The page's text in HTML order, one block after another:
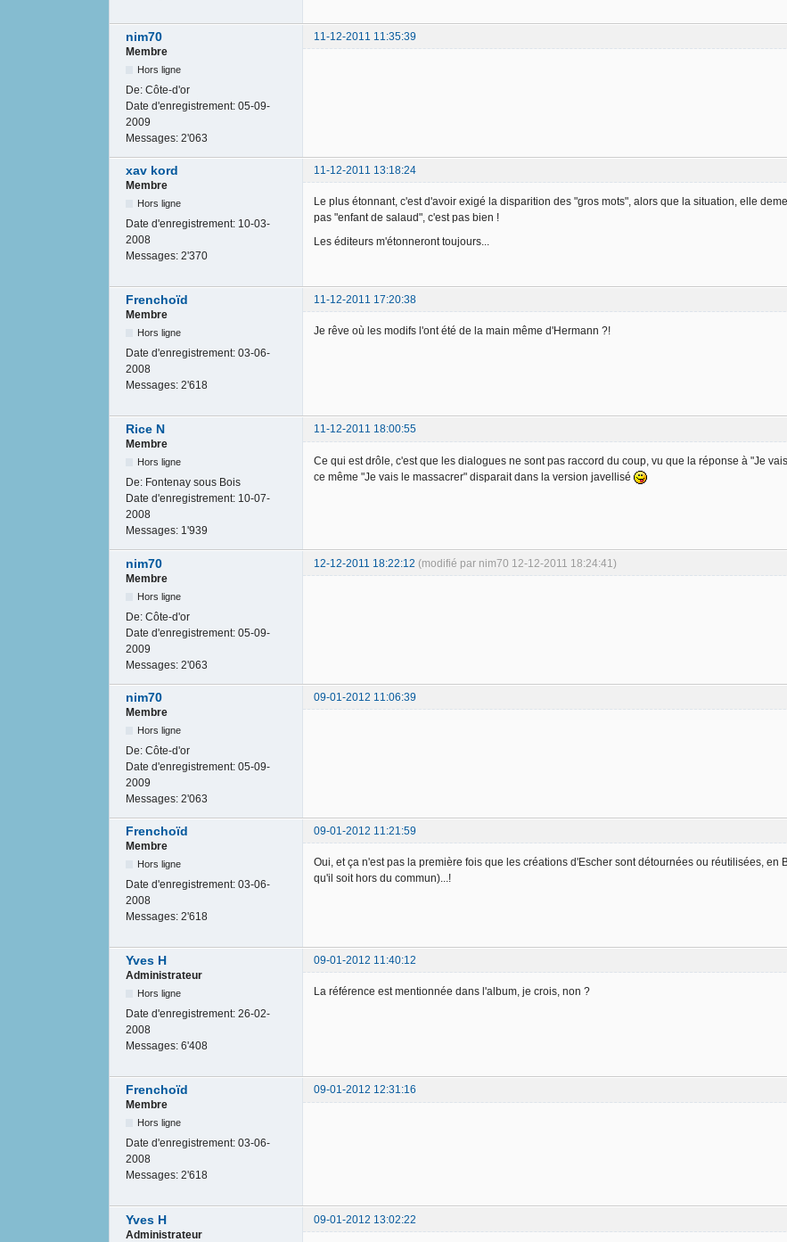
nim70
11-12-2011 11:35:39
Membre
Hors ligne
De: Côte-d'or
Date d'enregistrement: 05-09-
2009
Messages: 2'063
xav kord
11-12-2011 13:18:24
Membre
Hors ligne
Date d'enregistrement: 10-03-
2008
Messages: 2'370
Le plus étonnant, c'est d'avoir exigé la disparition des "gros mots", alors que la situation, elle
pas "enfant de salaud", c'est pas bien !
Les éditeurs m'étonneront toujours...
Frenchoïd
11-12-2011 17:20:38
Membre
Hors ligne
Date d'enregistrement: 03-06-
2008
Messages: 2'618
Je rêve où les modifs l'ont été de la main même d'Hermann ?!
Rice N
11-12-2011 18:00:55
Membre
Hors ligne
De: Fontenay sous Bois
Date d'enregistrement: 10-07-
2008
Messages: 1'939
Ce qui est drôle, c'est que les dialogues ne sont pas raccord du coup, vu que la réponse à "Je
ce même "Je vais le massacrer" disparait dans la version javellisé
nim70 12-12-2011 18:22:12 (modifié par nim70 12-12-2011 18:24:41)
Membre
Hors ligne
De: Côte-d'or
Date d'enregistrement: 05-09-
2009
Messages: 2'063
nim70
09-01-2012 11:06:39
Membre
Hors ligne
De: Côte-d'or
Date d'enregistrement: 05-09-
2009
Messages: 2'063
Frenchoïd
09-01-2012 11:21:59
Membre
Hors ligne
Date d'enregistrement: 03-06-
2008
Messages: 2'618
Oui, et ça n'est pas la première fois que les créations d'Escher sont détournées ou réutilisées,
qu'il soit hors du commun)...!
Yves H
09-01-2012 11:40:12
Administrateur
Hors ligne
Date d'enregistrement: 26-02-
2008
Messages: 6'408
La référence est mentionnée dans l'album, je crois, non ?
Frenchoïd
09-01-2012 12:31:16
Membre
Hors ligne
Date d'enregistrement: 03-06-
2008
Messages: 2'618
Yves H
09-01-2012 13:02:22
Administrateur